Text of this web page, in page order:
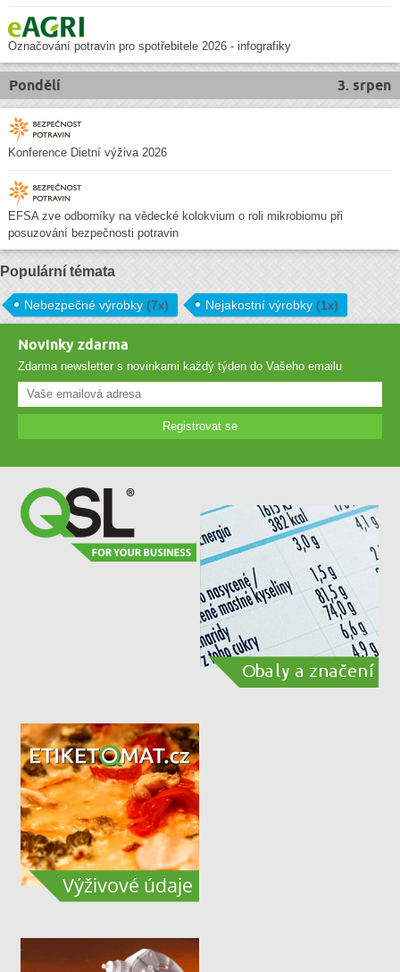
Označování potravin pro spotřebitele 2026 - infografiky
3. srpen
Pondělí
Konference Dietní výživa 2026
EFSA zve odborníky na vědecké kolokvium o roli mikrobiomu při
posuzování bezpečnosti potravin
Populární témata
Nebezpečné výrobky (7x) Nejakostní výrobky (1x)
Novinky zdarma
Zdarma newsletter s novinkami každý týden do Vašeho emailu
Registrovat se